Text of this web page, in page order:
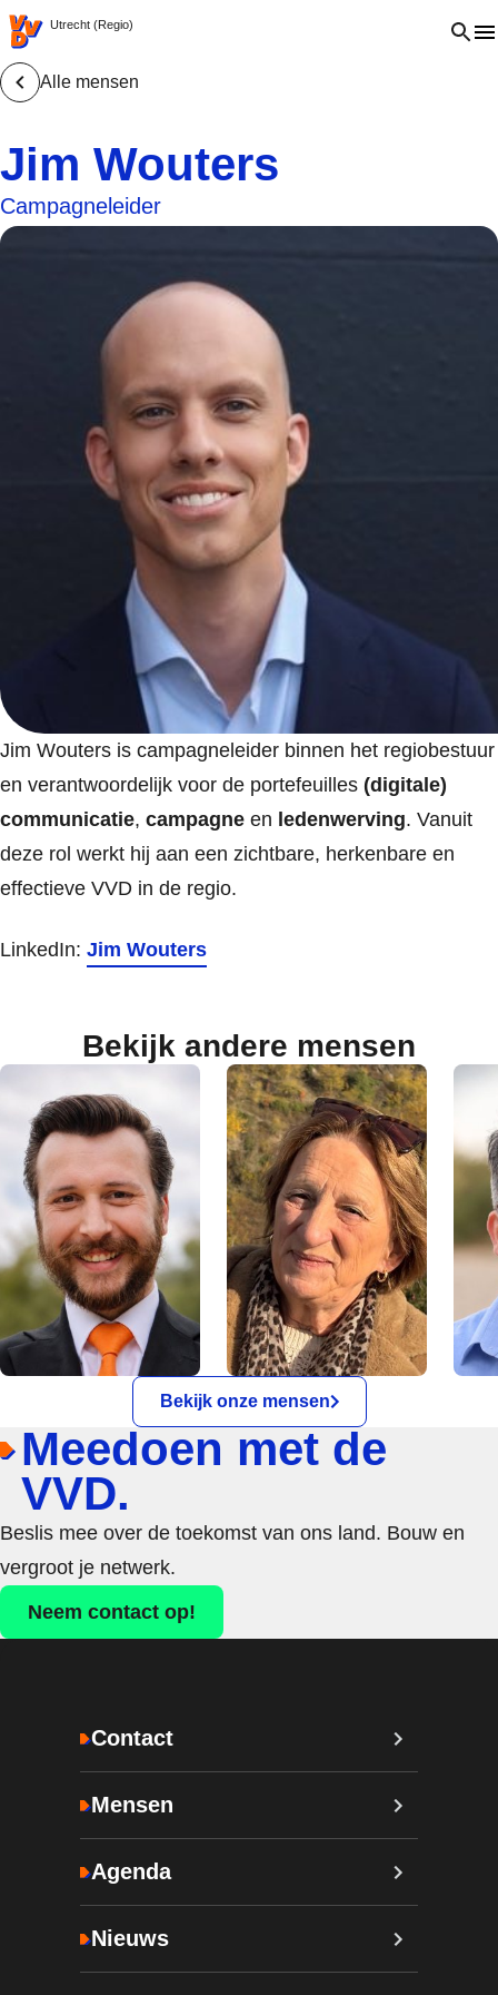
VVD.nl - Ga naar de homepage
Utrecht (Regio) Open
Alle mensen
Jim Wouters
Campagneleider
Jim Wouters is campagneleider binnen het regiobestuur
en verantwoordelijk voor de portefeuilles (digitale)
communicatie, campagne en ledenwerving. Vanuit
deze rol werkt hij aan een zichtbare, herkenbare en
effectieve VVD in de regio.
LinkedIn: Jim Wouters
Bekijk andere mensen
Bekijk onze mensen
Meedoen met de
VVD.
Beslis mee over de toekomst van ons land. Bouw en
vergroot je netwerk.
Neem contact op!
Contact
Mensen
Agenda
Nieuws